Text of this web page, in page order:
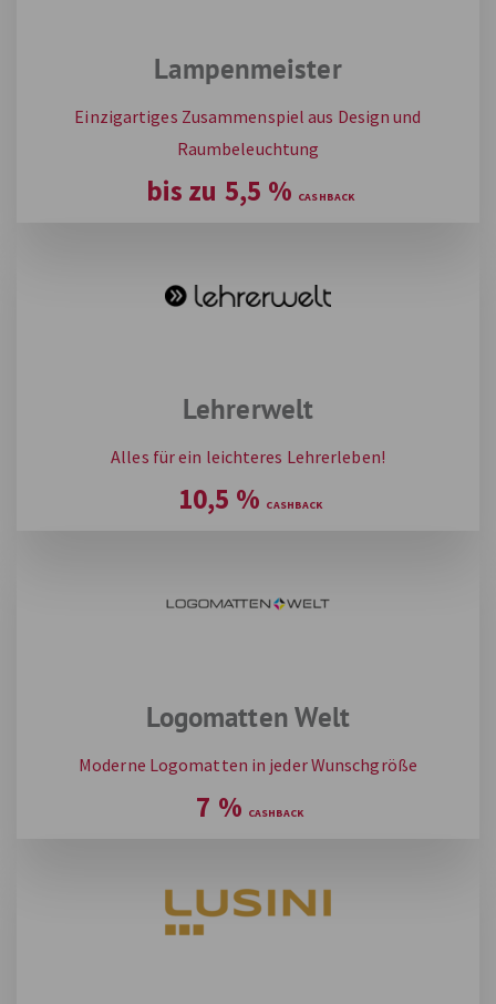
Lampenmeister
Einzigartiges Zusammenspiel aus Design und
Raumbeleuchtung
bis zu 5,5 %
Lehrerwelt
Alles für ein leichteres Lehrerleben!
10,5 %
Logomatten Welt
Moderne Logomatten in jeder Wunschgröße
7 %